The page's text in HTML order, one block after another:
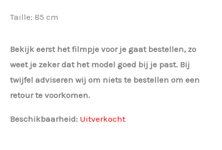
Taille: 85 cm
Bekijk eerst het filmpje voor je gaat bestellen, zo
weet je zeker dat het model goed bij je past. Bij
twijfel adviseren wij om niets te bestellen om een
retour te voorkomen.
Beschikbaarheid: Uitverkocht